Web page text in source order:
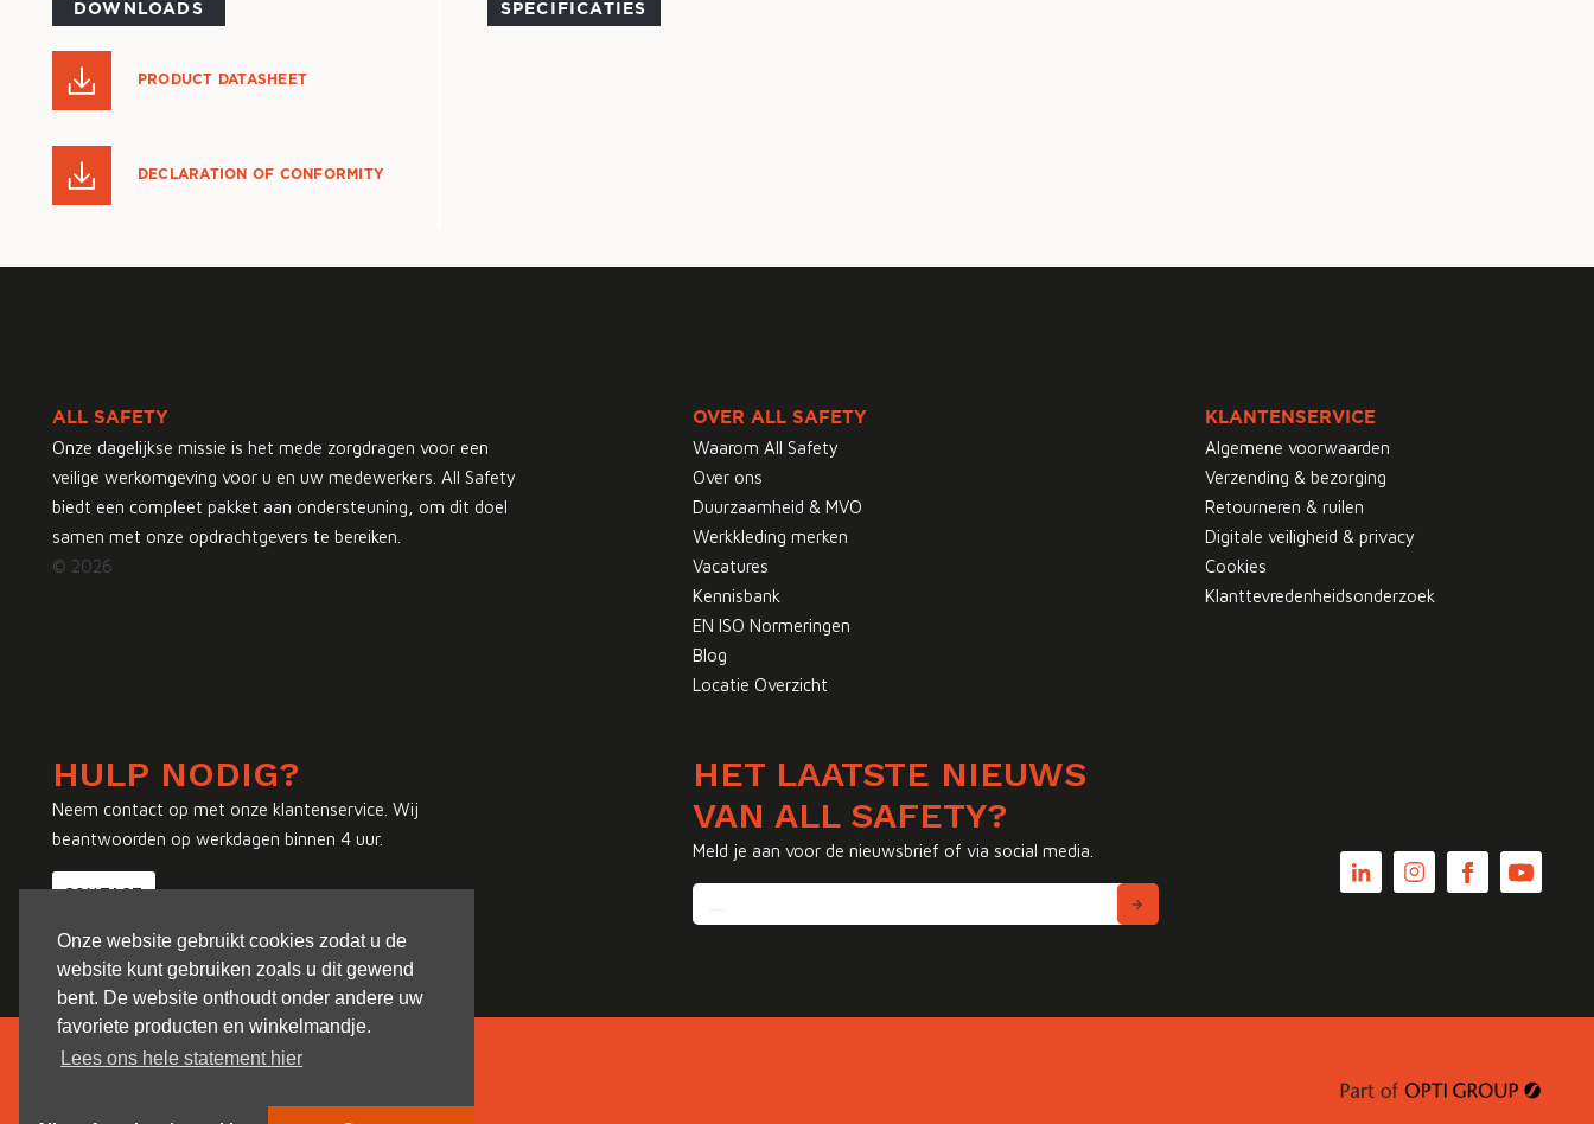
Onze website gebruikt cookies zodat u de
website kunt gebruiken zoals u dit gewend
bent. De website onthoudt onder andere uw
favoriete producten en winkelmandje.
Lees ons hele statement hier
DOWNLOADS
PRODUCT DATASHEET
DECLARATION OF CONFORMITY
SPECIFICATIES
ALL SAFETY
Onze dagelijkse missie is het mede zorgdragen voor een
veilige werkomgeving voor u en uw medewerkers. All Safety
biedt een compleet pakket aan ondersteuning, om dit doel
samen met onze opdrachtgevers te bereiken.
© 2026
OVER ALL SAFETY
Waarom All Safety
Over ons
Duurzaamheid & MVO
Werkkleding merken
Vacatures
Kennisbank
EN ISO Normeringen
Blog
Locatie Overzicht
KLANTENSERVICE
Algemene voorwaarden
Verzending & bezorging
Retourneren & ruilen
Digitale veiligheid & privacy
Cookies
Klanttevredenheidsonderzoek
HULP NODIG?
Neem contact op met onze klantenservice. Wij
beantwoorden op werkdagen binnen 4 uur.
CONTACT
HET LAATSTE NIEUWS
VAN ALL SAFETY?
Meld je aan voor de nieuwsbrief of via social media.